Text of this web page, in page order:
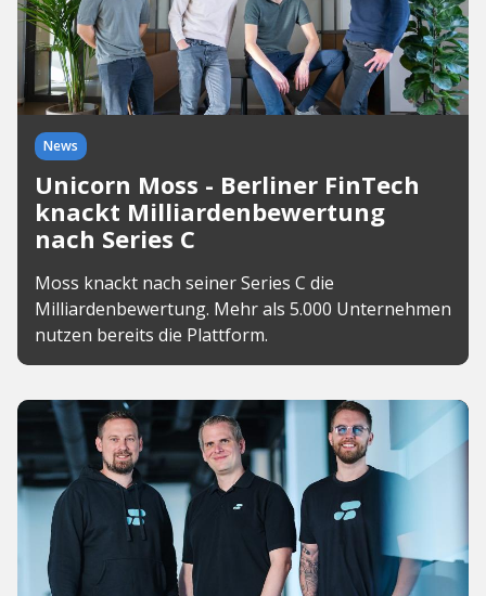
News
Unicorn Moss - Berliner FinTech
knackt Milliardenbewertung
nach Series C
Moss knackt nach seiner Series C die
Milliardenbewertung. Mehr als 5.000 Unternehmen
nutzen bereits die Plattform.